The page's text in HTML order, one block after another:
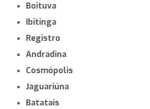
Boituva
Ibitinga
Registro
Andradina
Cosmópolis
Jaguariúna
Batatais